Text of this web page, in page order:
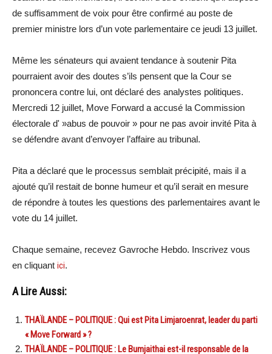
de suffisamment de voix pour être confirmé au poste de
premier ministre lors d’un vote parlementaire ce jeudi 13 juillet.
Même les sénateurs qui avaient tendance à soutenir Pita
pourraient avoir des doutes s’ils pensent que la Cour se
prononcera contre lui, ont déclaré des analystes politiques.
Mercredi 12 juillet, Move Forward a accusé la Commission
électorale d' »abus de pouvoir » pour ne pas avoir invité Pita à
se défendre avant d’envoyer l’affaire au tribunal.
Pita a déclaré que le processus semblait précipité, mais il a
ajouté qu’il restait de bonne humeur et qu’il serait en mesure
de répondre à toutes les questions des parlementaires avant le
vote du 14 juillet.
Chaque semaine, recevez Gavroche Hebdo. Inscrivez vous
en cliquant ici.
A Lire Aussi:
THAÏLANDE – POLITIQUE : Qui est Pita Limjaroenrat, leader du parti
« Move Forward » ?
THAÏLANDE – POLITIQUE : Le Bumjaithai est-il responsable de la